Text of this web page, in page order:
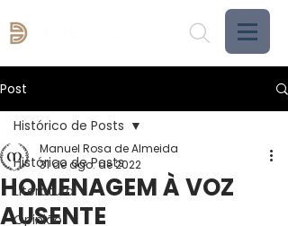
Post
Histórico de Posts
Literatura
Opinião
Histórico de Posts
HOMENAGEM À VOZ
AUSENTE
Manuel Rosa de Almeida
31 de ago. de 2022